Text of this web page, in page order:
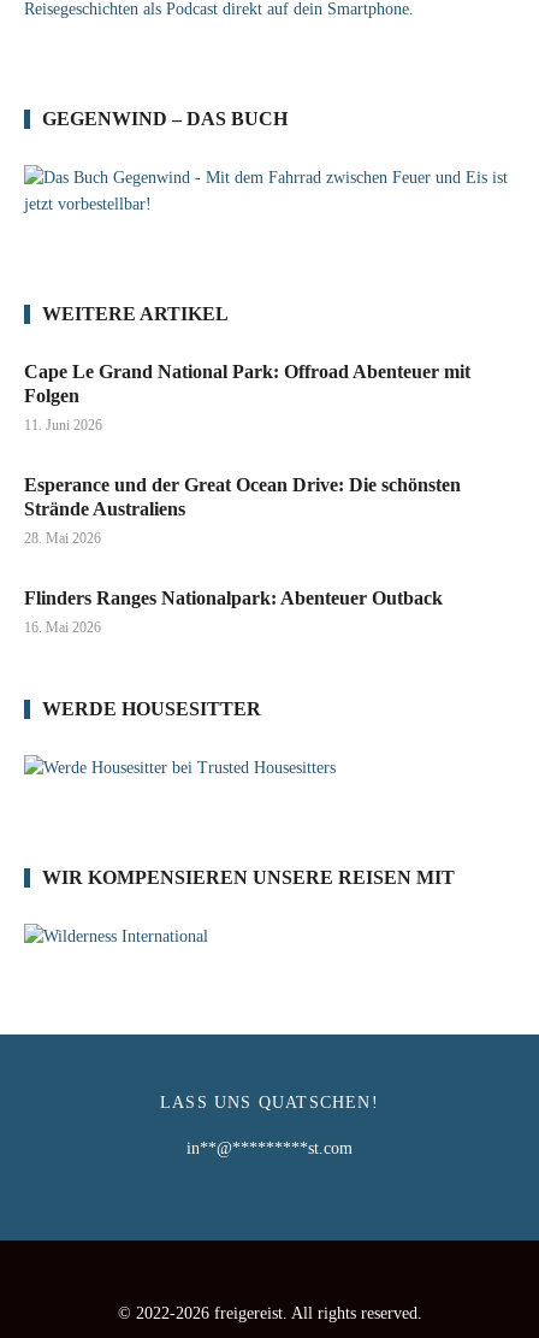
GEGENWIND – DAS BUCH
WEITERE ARTIKEL
Cape Le Grand National Park: Offroad Abenteuer mit
Folgen
11. Juni 2026
Esperance und der Great Ocean Drive: Die schönsten
Strände Australiens
28. Mai 2026
Flinders Ranges Nationalpark: Abenteuer Outback
16. Mai 2026
WERDE HOUSESITTER
WIR KOMPENSIEREN UNSERE REISEN MIT
LASS UNS QUATSCHEN!
in**@*********st.com
© 2022-2026 freigereist. All rights reserved.